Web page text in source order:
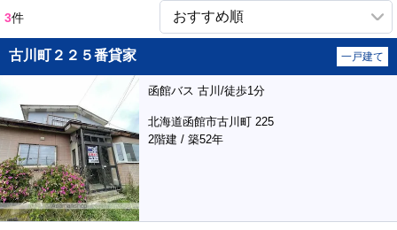
3件
古川町２２５番貸家 一戸建て
函館バス 古川/徒歩1分
北海道函館市古川町 225
2階建 / 築52年